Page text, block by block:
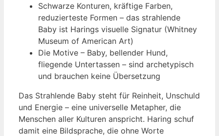
Schwarze Konturen, kräftige Farben,
reduzierteste Formen – das strahlende
Baby ist Harings visuelle Signatur (Whitney
Museum of American Art)
Die Motive – Baby, bellender Hund,
fliegende Untertassen – sind archetypisch
und brauchen keine Übersetzung
Das Strahlende Baby steht für Reinheit, Unschuld
und Energie – eine universelle Metapher, die
Menschen aller Kulturen anspricht. Haring schuf
damit eine Bildsprache, die ohne Worte